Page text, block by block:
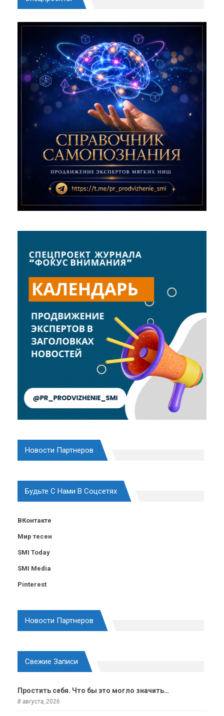
Новости Партнеров
Будьте С Нами В Соцсетях
ВКонтакте
Мир тесен
SMI Today
SMI Media
Pinterest
Новости Партнеров
Свежие Записи
Простить себя. Что бы это могло значить…
8 августа, 2026